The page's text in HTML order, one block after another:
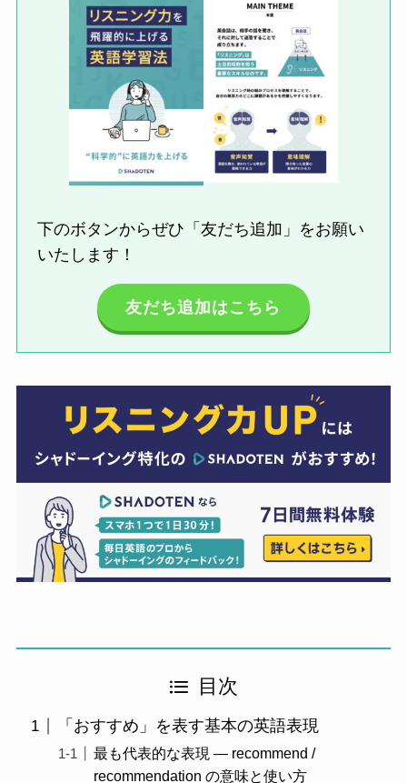
下のボタンからぜひ「友だち追加」をお願い
いたします！
友だち追加はこちら
目次
「おすすめ」を表す基本の英語表現
最も代表的な表現 ― recommend /
recommendation の意味と使い方